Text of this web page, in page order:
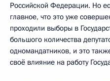
Российской Федерации. Но
главное, что это уже
проходили выборы в
большого количества
одномандатников, и это
своё влияние на работу